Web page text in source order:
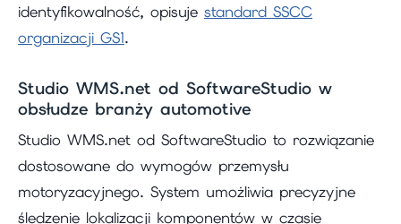
identyfikowalność, opisuje standard SSCC
organizacji GS1.
Studio WMS.net od SoftwareStudio w
obsłudze branży automotive
Studio WMS.net od SoftwareStudio to rozwiązanie
dostosowane do wymogów przemysłu
motoryzacyjnego. System umożliwia precyzyjne
śledzenie lokalizacji komponentów w czasie